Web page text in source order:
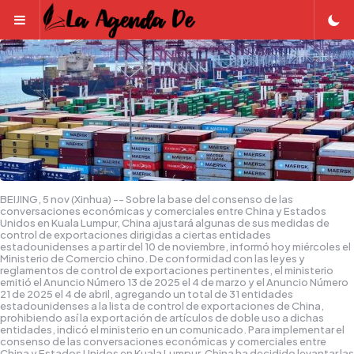
Menu
BEIJING, 5 nov (Xinhua) -- Sobre la base del consenso de las
conversaciones económicas y comerciales entre China y Estados
Unidos en Kuala Lumpur, China ajustará algunas de sus medidas de
control de exportaciones dirigidas a ciertas entidades
estadounidenses a partir del 10 de noviembre, informó hoy miércoles el
Ministerio de Comercio chino. De conformidad con las leyes y
reglamentos de control de exportaciones pertinentes, el ministerio
emitió el Anuncio Número 13 de 2025 el 4 de marzo y el Anuncio Número
21 de 2025 el 4 de abril, agregando un total de 31 entidades
estadounidenses a la lista de control de exportaciones de China,
prohibiendo así la exportación de artículos de doble uso a dichas
entidades, indicó el ministerio en un comunicado. Para implementar el
consenso de las conversaciones económicas y comerciales entre